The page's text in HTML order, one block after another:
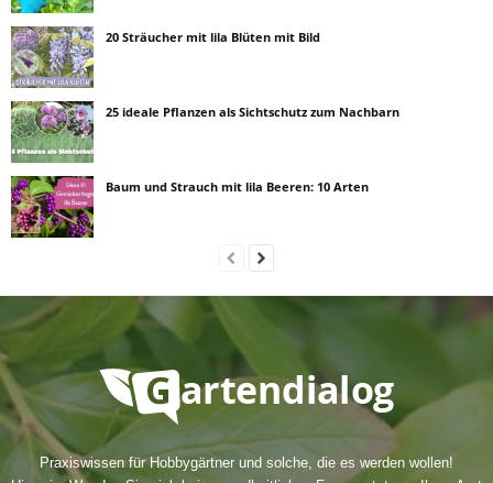
20 Sträucher mit lila Blüten mit Bild
25 ideale Pflanzen als Sichtschutz zum Nachbarn
Baum und Strauch mit lila Beeren: 10 Arten
Praxiswissen für Hobbygärtner und solche, die es werden wollen!